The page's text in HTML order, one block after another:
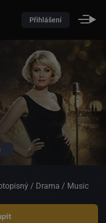
Přihlášení
/ Drama / Music